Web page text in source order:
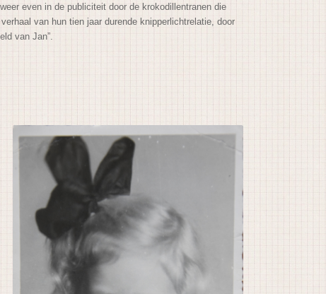
even in de publiciteit door de krokodillentranen die
verhaal van hun tien jaar durende knipperlichtrelatie, door
van Jan”.